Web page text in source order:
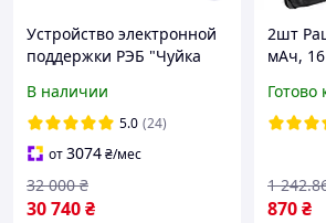
Устройство электронной
поддержки РЭБ "Чуйка
В наличии
5.0 (24)
от3074₴/мес
30 740₴
32 000 ₴
2шт
мАч,
раций
Готово
870₴
1 242